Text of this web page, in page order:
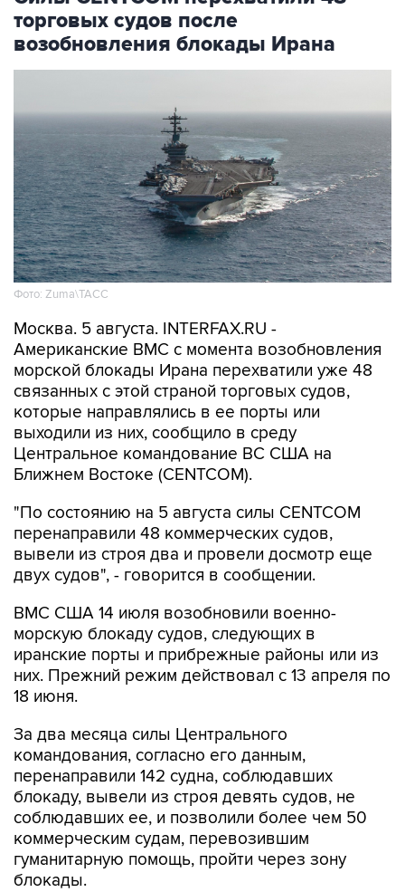
торговых судов после
возобновления блокады Ирана
Фото: Zuma\ТАСС
Москва. 5 августа. INTERFAX.RU -
Американские ВМС с момента возобновления
морской блокады Ирана перехватили уже 48
связанных с этой страной торговых судов,
которые направлялись в ее порты или
выходили из них, сообщило в среду
Центральное командование ВС США на
Ближнем Востоке (CENTCOM).
"По состоянию на 5 августа силы CENTCOM
перенаправили 48 коммерческих судов,
вывели из строя два и провели досмотр еще
двух судов", - говорится в сообщении.
ВМС США 14 июля возобновили военно-
морскую блокаду судов, следующих в
иранские порты и прибрежные районы или из
них. Прежний режим действовал с 13 апреля по
18 июня.
За два месяца силы Центрального
командования, согласно его данным,
перенаправили 142 судна, соблюдавших
блокаду, вывели из строя девять судов, не
соблюдавших ее, и позволили более чем 50
коммерческим судам, перевозившим
гуманитарную помощь, пройти через зону
блокады.